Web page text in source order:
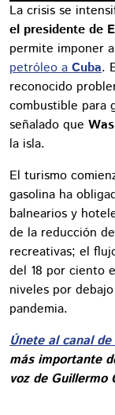
La crisis se
el presidente de
permite imponer
petróleo aCuba.
reconocido
combustible para
señalado que
la isla.
El turismo
gasolina ha
balnearios y
de la reducción
recreativas; el
del 18 por ciento
niveles por
pandemia.
Únete al canal
más importante
voz de Guillermo